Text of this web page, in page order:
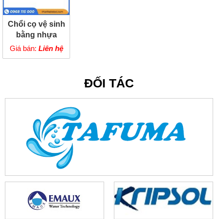
Chổi cọ vệ sinh
bằng nhựa
nhựa ABS cao
Giá bán: Liên hệ
ĐỐI TÁC